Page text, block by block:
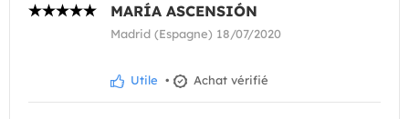
MARÍA ASCENSIÓN
Madrid (Espagne) 18/07/2020
Utile • Achat vérifié